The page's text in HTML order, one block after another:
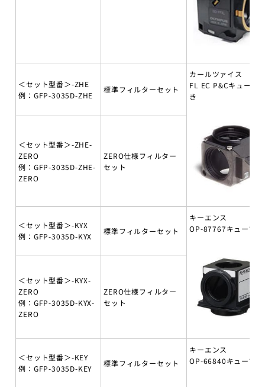
＜セット型番＞-ZHE
例：GFP-3035D-ZHE
標準フィルターセット
カールツァイス
FL EC P&Cキューブ
き
＜セット型番＞-ZHE-
ZERO
例：GFP-3035D-ZHE-
ZERO
ZERO仕様フィルター
セット
＜セット型番＞-KYX
例：GFP-3035D-KYX
標準フィルターセット
キーエンス
OP-87767キューブ付
＜セット型番＞-KYX-
ZERO
例：GFP-3035D-KYX-
ZERO
ZERO仕様フィルター
セット
＜セット型番＞-KEY
例：GFP-3035D-KEY
標準フィルターセット
キーエンス
OP-66840キューブ付